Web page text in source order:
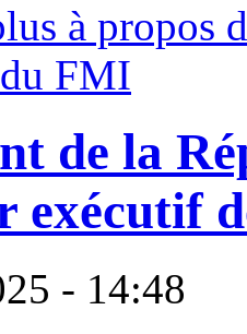
à propos
FMI
de la
exécutif
- 14:48